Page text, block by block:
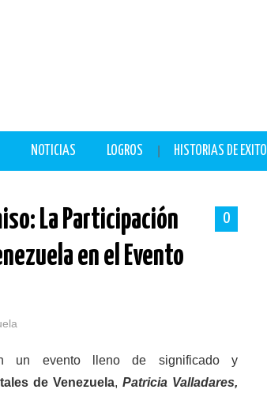
NOTICIAS LOGROS HISTORIAS DE EXITO
0
La Participación
en el Evento
un evento lleno de significado y
de Venezuela,Patricia Valladares,